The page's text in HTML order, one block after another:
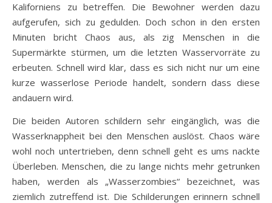
Kaliforniens zu betreffen. Die Bewohner werden dazu
aufgerufen, sich zu gedulden. Doch schon in den ersten
Minuten bricht Chaos aus, als zig Menschen in die
Supermärkte stürmen, um die letzten Wasservorräte zu
erbeuten. Schnell wird klar, dass es sich nicht nur um eine
kurze wasserlose Periode handelt, sondern dass diese
andauern wird.
Die beiden Autoren schildern sehr eingänglich, was die
Wasserknappheit bei den Menschen auslöst. Chaos wäre
wohl noch untertrieben, denn schnell geht es ums nackte
Überleben. Menschen, die zu lange nichts mehr getrunken
haben, werden als „Wasserzombies“ bezeichnet, was
ziemlich zutreffend ist. Die Schilderungen erinnern schnell